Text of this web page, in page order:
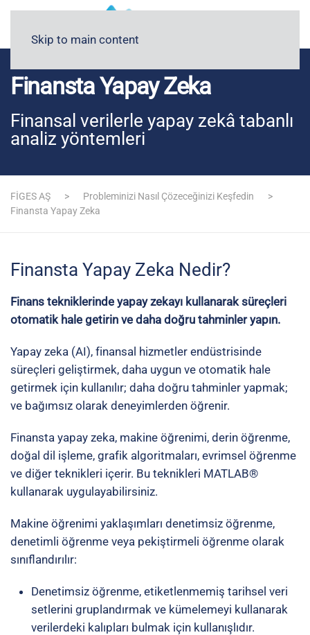
Skip to main content
Finansta Yapay Zeka
Finansal verilerle yapay zekâ tabanlı
analiz yöntemleri
FİGES AŞ
Probleminizi Nasıl Çözeceğinizi Keşfedin
Finansta Yapay Zeka
Finansta Yapay Zeka Nedir?
Finans tekniklerinde yapay zekayı kullanarak süreçleri
otomatik hale getirin ve daha doğru tahminler yapın.
Yapay zeka (AI), finansal hizmetler endüstrisinde
süreçleri geliştirmek, daha uygun ve otomatik hale
getirmek için kullanılır; daha doğru tahminler yapmak;
ve bağımsız olarak deneyimlerden öğrenir.
Finansta yapay zeka, makine öğrenimi, derin öğrenme,
doğal dil işleme, grafik algoritmaları, evrimsel öğrenme
ve diğer teknikleri içerir. Bu teknikleri MATLAB®
kullanarak uygulayabilirsiniz.
Makine öğrenimi yaklaşımları denetimsiz öğrenme,
denetimli öğrenme veya pekiştirmeli öğrenme olarak
sınıflandırılır:
Denetimsiz öğrenme, etiketlenmemiş tarihsel veri
setlerini gruplandırmak ve kümelemeyi kullanarak
verilerdeki kalıpları bulmak için kullanışlıdır.